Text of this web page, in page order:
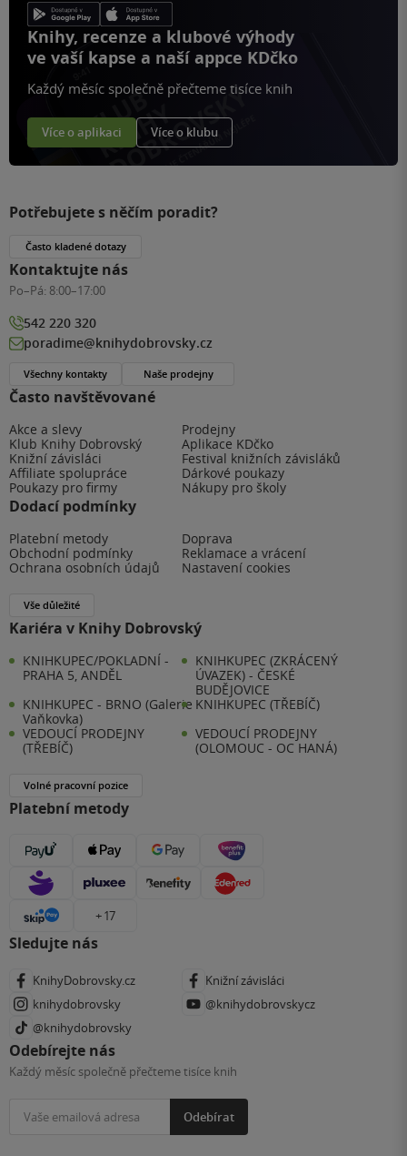
Knihy, recenze a klubové výhody
ve vaší kapse a naší appce KDčko
Každý měsíc společně přečteme tisíce knih
Více o aplikaci Více o klubu
Často navštěvované
Akce a slevy
Prodejny
Klub Knihy Dobrovský
Aplikace KDčko
Knižní závisláci
Festival knižních závisláků
Affiliate spolupráce
Dárkové poukazy
Poukazy pro firmy
Nákupy pro školy
Dodací podmínky
Platební metody
Doprava
Obchodní podmínky
Reklamace a vrácení
Ochrana osobních údajů
Nastavení cookies
Vše důležité
Kariéra v Knihy Dobrovský
KNIHKUPEC/POKLADNÍ -
PRAHA 5, ANDĚL
KNIHKUPEC (ZKRÁCENÝ
ÚVAZEK) - ČESKÉ
BUDĚJOVICE
KNIHKUPEC - BRNO (Galerie
Vaňkovka)
KNIHKUPEC (TŘEBÍČ)
VEDOUCÍ PRODEJNY
(TŘEBÍČ)
VEDOUCÍ PRODEJNY
(OLOMOUC - OC HANÁ)
Volné pracovní pozice
Platební metody
+ 17
Sledujte nás
KnihyDobrovsky.cz
Knižní závisláci
knihydobrovsky
@knihydobrovskycz
@knihydobrovsky
Odebírejte nás
Každý měsíc společně přečteme tisíce knih
Odebírat
Potřebujete s něčím poradit?
Často kladené dotazy
Kontaktujte nás
Po–Pá: 8:00–17:00
542 220 320
poradime@knihydobrovsky.cz
Všechny kontakty Naše prodejny